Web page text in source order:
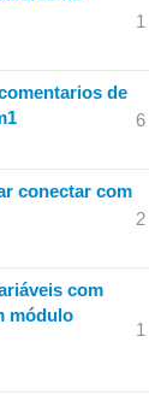
1
de
6
conectar com
2
com
módulo
1